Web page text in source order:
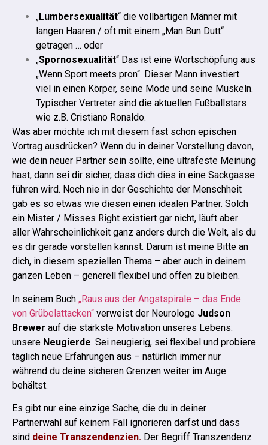
„Lumbersexualität“ die vollbärtigen Männer mit
langen Haaren / oft mit einem „Man Bun Dutt“
getragen … oder
„Spornosexualität“ Das ist eine Wortschöpfung aus
„Wenn Sport meets pron“. Dieser Mann investiert
viel in einen Körper, seine Mode und seine Muskeln.
Typischer Vertreter sind die aktuellen Fußballstars
wie z.B. Cristiano Ronaldo.
Was aber möchte ich mit diesem fast schon epischen
Vortrag ausdrücken? Wenn du in deiner Vorstellung davon,
wie dein neuer Partner sein sollte, eine ultrafeste Meinung
hast, dann sei dir sicher, dass dich dies in eine Sackgasse
führen wird. Noch nie in der Geschichte der Menschheit
gab es so etwas wie diesen einen idealen Partner. Solch
ein Mister / Misses Right existiert gar nicht, läuft aber
aller Wahrscheinlichkeit ganz anders durch die Welt, als du
es dir gerade vorstellen kannst. Darum ist meine Bitte an
dich, in diesem speziellen Thema – aber auch in deinem
ganzen Leben – generell flexibel und offen zu bleiben.
In seinem Buch „Raus aus der Angstspirale – das Ende
von Grübelattacken“ verweist der Neurologe Judson
Brewer auf die stärkste Motivation unseres Lebens:
unsere Neugierde. Sei neugierig, sei flexibel und probiere
täglich neue Erfahrungen aus – natürlich immer nur
während du deine sicheren Grenzen weiter im Auge
behältst.
Es gibt nur eine einzige Sache, die du in deiner
Partnerwahl auf keinem Fall ignorieren darfst und dass
sind deine Transzendenzien. Der Begriff Transzendenz